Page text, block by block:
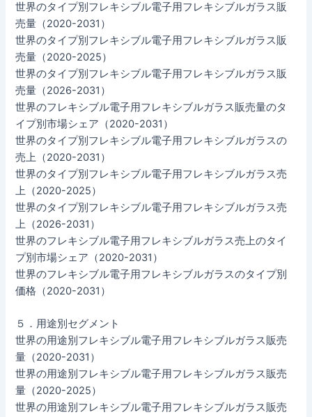
世界のタイプ別フレキシブル電子用フレキシブルガラス販
売量（2020-2031）
世界のタイプ別フレキシブル電子用フレキシブルガラス販
売量（2020-2025）
世界のタイプ別フレキシブル電子用フレキシブルガラス販
売量（2026-2031）
世界のフレキシブル電子用フレキシブルガラス販売量のタ
イプ別市場シェア（2020-2031）
世界のタイプ別フレキシブル電子用フレキシブルガラスの
売上（2020-2031）
世界のタイプ別フレキシブル電子用フレキシブルガラス売
上（2020-2025）
世界のタイプ別フレキシブル電子用フレキシブルガラス売
上（2026-2031）
世界のフレキシブル電子用フレキシブルガラス売上のタイ
プ別市場シェア（2020-2031）
世界のフレキシブル電子用フレキシブルガラスのタイプ別
価格（2020-2031）
５．用途別セグメント
世界の用途別フレキシブル電子用フレキシブルガラス販売
量（2020-2031）
世界の用途別フレキシブル電子用フレキシブルガラス販売
量（2020-2025）
世界の用途別フレキシブル電子用フレキシブルガラス販売